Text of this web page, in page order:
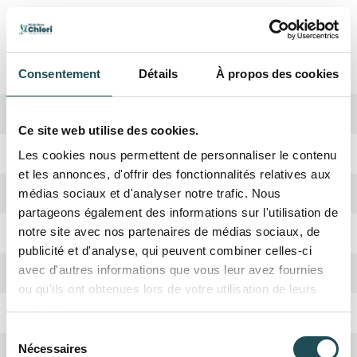
Consentement Détails À propos des cookies
Ce site web utilise des cookies.
Les cookies nous permettent de personnaliser le contenu
et les annonces, d'offrir des fonctionnalités relatives aux
médias sociaux et d'analyser notre trafic. Nous
partageons également des informations sur l'utilisation de
notre site avec nos partenaires de médias sociaux, de
publicité et d'analyse, qui peuvent combiner celles-ci
avec d'autres informations que vous leur avez fournies
ou qu'ils ont obtenues lors de votre utilisation de leurs
Nécessaires
Spécifications
Période de plantation Octobre, Avril
Forme de la couronne
Rusticité Oui
Croissance Moyenne
Absorbation CO2 Haute
Hauteur adulte 4 mètres